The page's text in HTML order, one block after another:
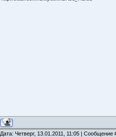
Дата: Четверг, 13.01.2011, 11:05 | Сообщение